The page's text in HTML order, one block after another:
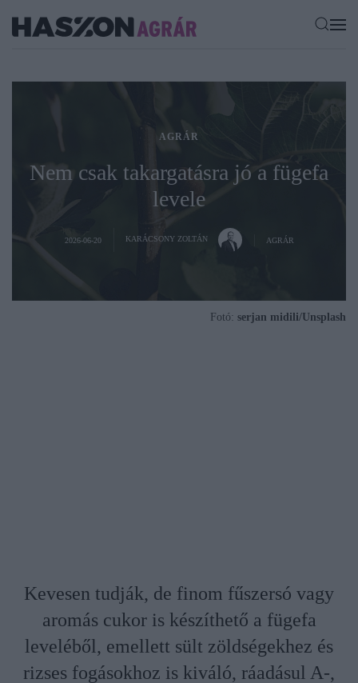
AGRÁR
Nem csak takargatásra jó a fügefa
levele
2026-06-20 KARÁCSONY ZOLTÁN AGRÁR
Fotó: serjan midili/Unsplash
Kevesen tudják, de finom fűszersó vagy
aromás cukor is készíthető a fügefa
leveléből, emellett sült zöldségekhez és
rizses fogásokhoz is kiváló, ráadásul A-,